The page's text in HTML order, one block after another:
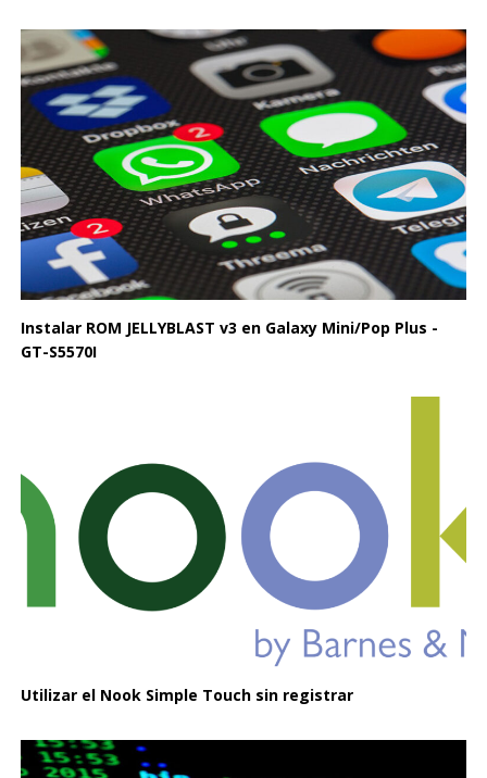
Instalar ROM JELLYBLAST v3 en Galaxy Mini/Pop Plus -
GT-S5570I
Utilizar el Nook Simple Touch sin registrar